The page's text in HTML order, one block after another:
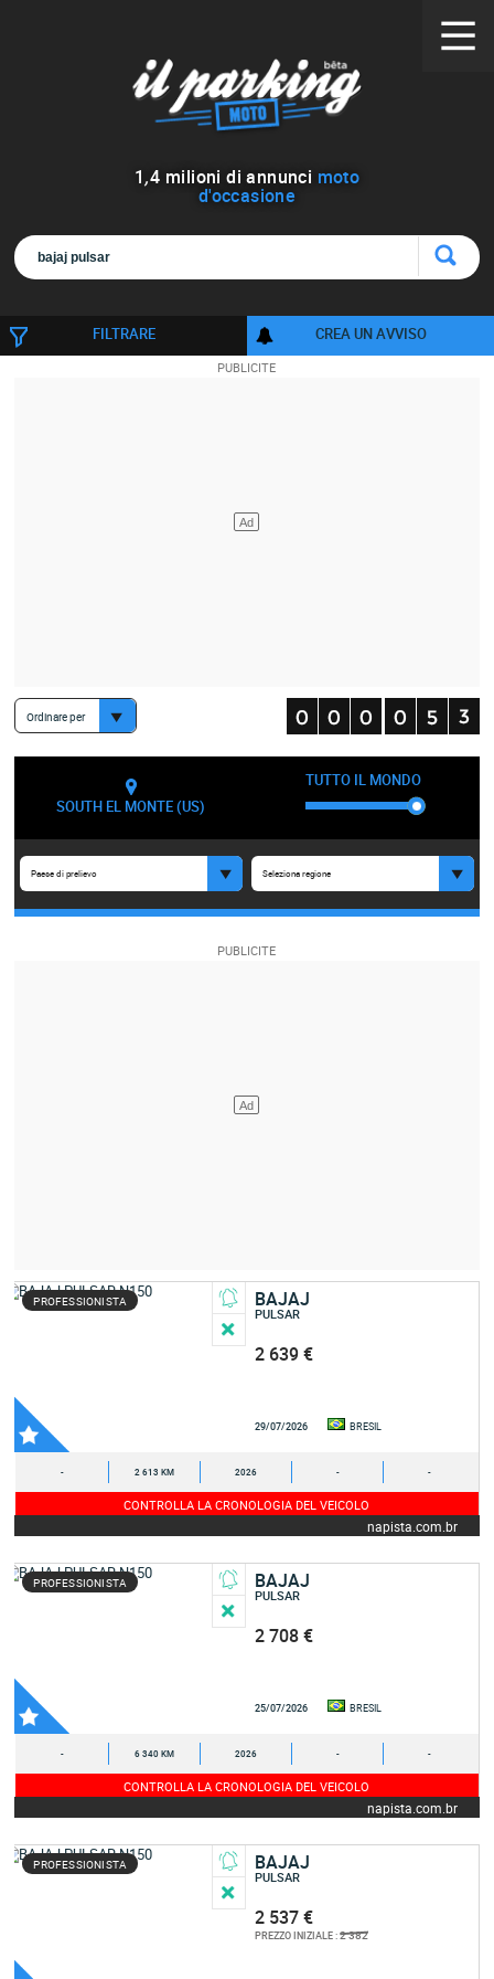
1,4 milioni di annunci moto
d'occasione
FILTRARE CREA UN AVVISO
Ordinare per
SOUTH EL MONTE (US)
TUTTO IL MONDO
Paese di prelievo Seleziona regione
PROFESSIONISTA BAJAJ
PULSAR
2 639 €
29/07/2026 BRESIL
- 2 613 KM 2026 - -
CONTROLLA LA CRONOLOGIA DEL VEICOLO
napista.com.br
PROFESSIONISTA BAJAJ
PULSAR
2 708 €
25/07/2026 BRESIL
- 6 340 KM 2026 - -
CONTROLLA LA CRONOLOGIA DEL VEICOLO
napista.com.br
PROFESSIONISTA BAJAJ
PULSAR
2 537 €
PREZZO INIZIALE :2 382